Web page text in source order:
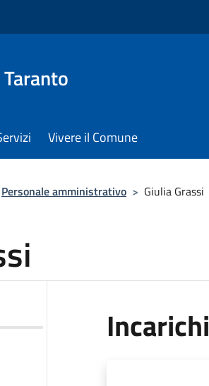
Vivere il Comune
Personale amministrativo > Giulia Grassi
Incarichi